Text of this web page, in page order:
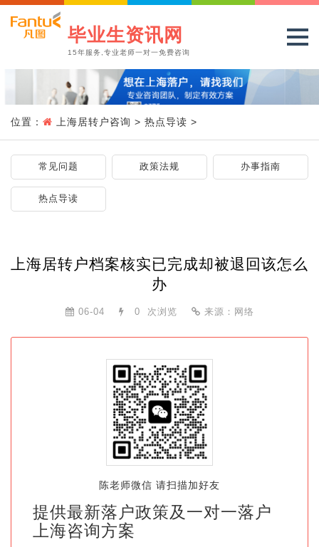
毕业生资讯网
15年服务,专业老师一对一免费咨询
位置： 上海居转户咨询 > 热点导读 >
常见问题 政策法规 办事指南
热点导读
上海居转户档案核实已完成却被退回该怎么
办
06-04 0 次浏览 来源：网络
陈老师微信 请扫描加好友
提供最新落户政策及一对一落户
上海咨询方案